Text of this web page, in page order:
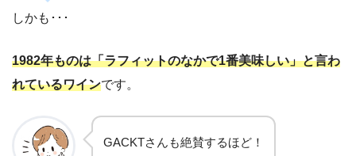
しかも･･･
1982年ものは「ラフィットのなかで1番美味しい」と言わ
れているワインです。
GACKTさんも絶賛するほど！